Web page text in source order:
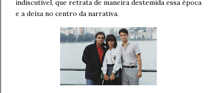
indiscutível, que retrata de maneira destemida essa época
e a deixa no centro da narrativa.